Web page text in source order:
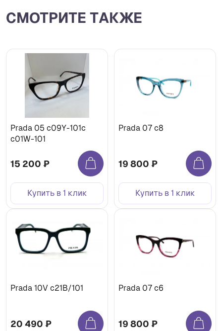
СМОТРИТЕ ТАКЖЕ
Prada 05 c09Y-101c
c01W-101
15 200 ₽
Купить в 1 клик
Prada 07 c8
19 800 ₽
Купить в 1 клик
Prada 10V c21B/101
20 490 ₽
Prada 07 c6
19 800 ₽